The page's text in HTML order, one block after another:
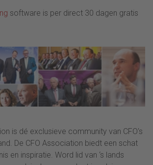
software is per direct 30 dagen gratis
is dé exclusieve community van CFO's
De CFO Association biedt een schat
en inspiratie. Word lid van ‘s lands